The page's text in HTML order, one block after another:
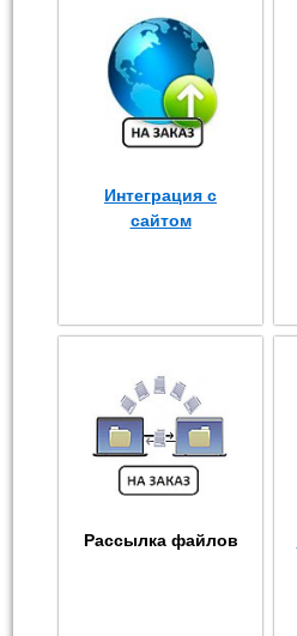
Интеграция с
сайтом
Рассылка файлов